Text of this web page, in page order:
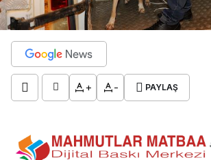
+ - PAYLAŞ